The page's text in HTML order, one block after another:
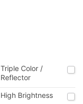
Triple Color /
Reflector
High Brightness